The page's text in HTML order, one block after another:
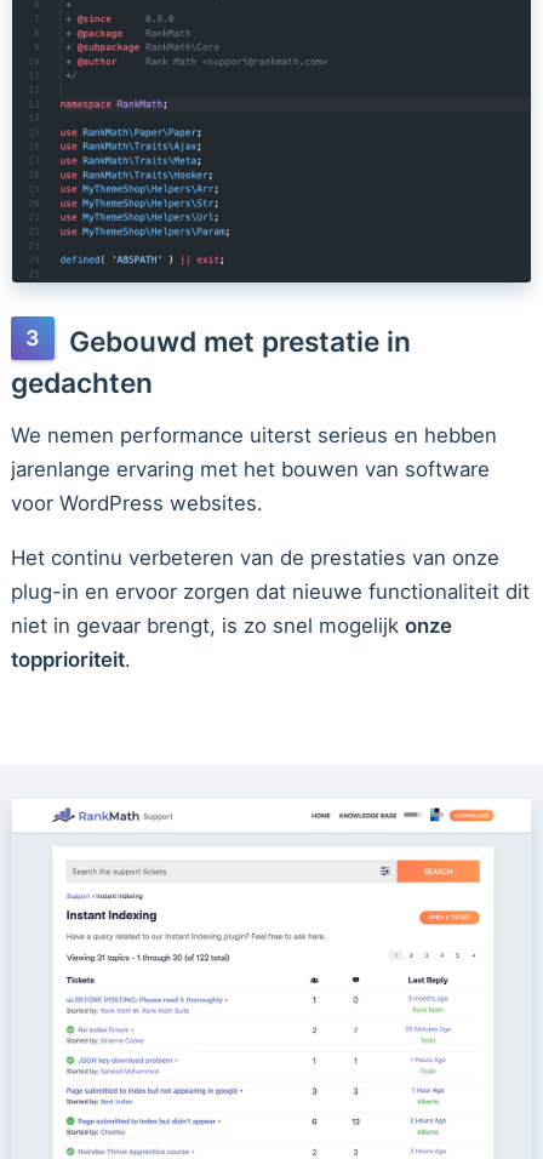
Gebouwd met prestatie in
gedachten
We nemen performance uiterst serieus en hebben
jarenlange ervaring met het bouwen van software
voor WordPress websites.
Het continu verbeteren van de prestaties van onze
plug-in en ervoor zorgen dat nieuwe functionaliteit dit
niet in gevaar brengt, is zo snel mogelijk onze
topprioriteit.